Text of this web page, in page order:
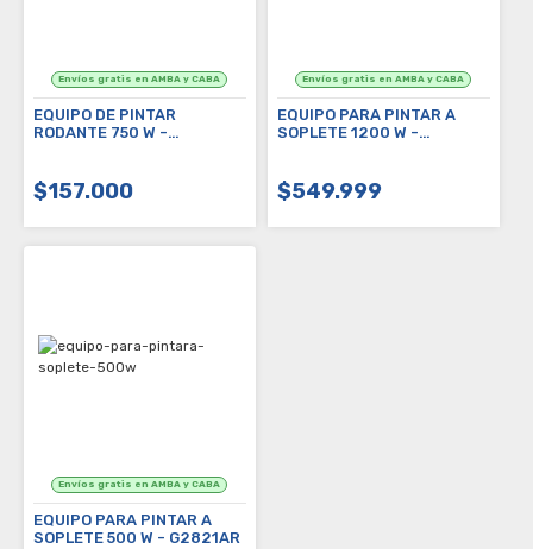
EQUIPO DE PINTAR
RODANTE 750 W -
$157.000
EQUIPO PARA PINTAR A
SOPLETE 1200 W -
$549.999
EQUIPO PARA PINTAR A
SOPLETE 500 W - G2821AR